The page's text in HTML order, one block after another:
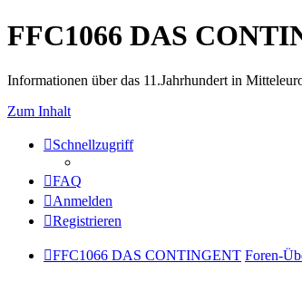
FFC1066 DAS
Informationen über das 11.Jahrhundert in
Zum Inhalt
Schnellzugriff
FAQ
Anmelden
Registrieren
FFC1066 DAS CONTINGENT Foren-